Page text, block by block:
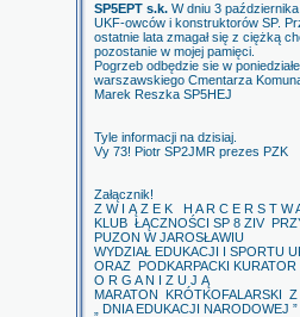
SP5EPT s.k. W dniu 3
UKF-owców i konstruktorów SP.
ostatnie lata zmagał się z ciężką
pozostanie w mojej pamięci.
Pogrzeb odbędzie sie w
warszawskiego Cmentarza
Marek Reszka SP5HEJ
Tyle informacji na dzisiaj.
Vy 73! Piotr SP2JMR prezes PZK
Załącznik!
Z W I Ą Z E K H A R C E R S T W
KLUB ŁĄCZNOŚCI SP 8 ZIV
PUZON W JAROSŁAWIU
WYDZIAŁ EDUKACJI I SPORTU
ORAZ PODKARPACKI
O R G A N I Z U J Ą
MARATON KRÓTKOFALARSKI
„ DNIA EDUKACJI NARODOWEJ ”